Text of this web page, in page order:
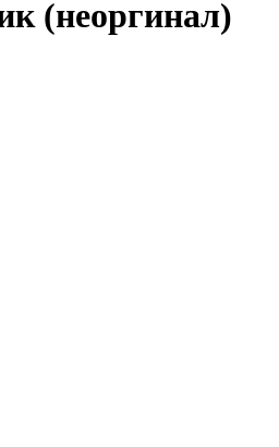
(неоргинал)